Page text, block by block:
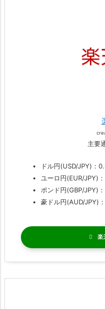
主要
ドル円(USD/JPY)：
ユーロ円(EUR/JPY)：
ポンド円(GBP/JPY)
豪ドル円(AUD/JPY)
楽